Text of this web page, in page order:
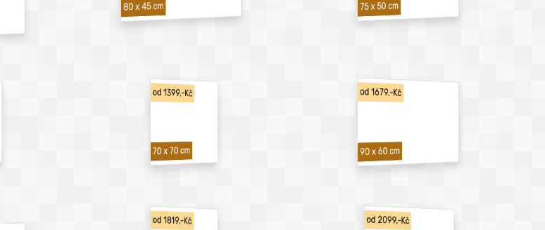
80 x 45 cm 75 x 50 cm
od 1399,-Kč
70 x 70 cm
od 1679,-Kč
90 x 60 cm
od 1819,-Kč od 2099,-Kč